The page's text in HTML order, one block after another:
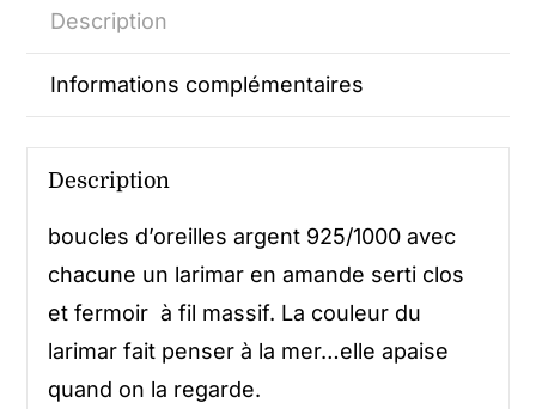
Description
Informations complémentaires
Description
boucles d’oreilles argent 925/1000 avec
chacune un larimar en amande serti clos
et fermoir à fil massif. La couleur du
larimar fait penser à la mer…elle apaise
quand on la regarde.